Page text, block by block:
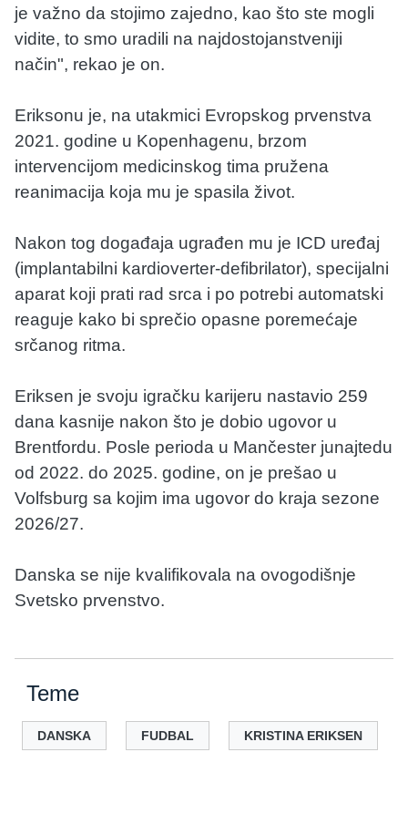
je važno da stojimo zajedno, kao što ste mogli
vidite, to smo uradili na najdostojanstveniji
način", rekao je on.
Eriksonu je, na utakmici Evropskog prvenstva
2021. godine u Kopenhagenu, brzom
intervencijom medicinskog tima pružena
reanimacija koja mu je spasila život.
Nakon tog događaja ugrađen mu je ICD uređaj
(implantabilni kardioverter-defibrilator), specijalni
aparat koji prati rad srca i po potrebi automatski
reaguje kako bi sprečio opasne poremećaje
srčanog ritma.
Eriksen je svoju igračku karijeru nastavio 259
dana kasnije nakon što je dobio ugovor u
Brentfordu. Posle perioda u Mančester junajtedu
od 2022. do 2025. godine, on je prešao u
Volfsburg sa kojim ima ugovor do kraja sezone
2026/27.
Danska se nije kvalifikovala na ovogodišnje
Svetsko prvenstvo.
Teme
DANSKA FUDBAL KRISTINA ERIKSEN